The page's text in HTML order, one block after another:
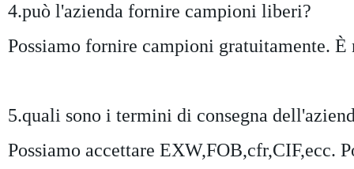
4.può l'azienda fornire campioni liberi?
Possiamo fornire campioni gratuitamente.
5.quali sono i termini di consegna
Possiamo accettare EXW,FOB,cfr,CIF,ecc.